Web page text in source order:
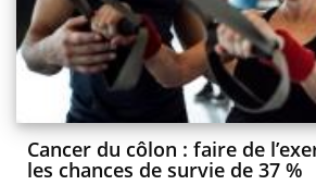
Cancer du côlon : faire de
les chances de survie de 37 %